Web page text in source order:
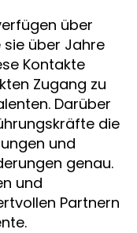
über
über Jahre
Kontakte
Zugang zu
Darüber
die
und
genau.
und
Partnern